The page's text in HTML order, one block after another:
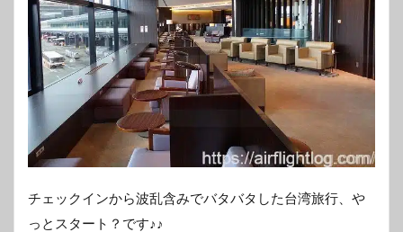
チェックインから波乱含みでバタバタした台湾旅行、や
っとスタート？です♪♪